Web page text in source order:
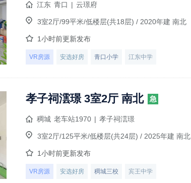
江东 青口 | 云璟府
3室2厅/99平米/低楼层(共18层) / 2020年建 南北
1小时前更新发布
VR房源 安选好房 青口小学 江东中学
孝子祠澐璟 3室2厅 南北 急
稠城 老车站1970 | 孝子祠澐璟
3室2厅/125平米/低楼层(共24层) / 2025年建 南北
1小时前更新发布
VR房源 安选好房 稠城三校 宾王中学